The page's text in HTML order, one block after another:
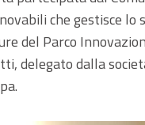
che gestisce lo
del Parco
delegato dalla